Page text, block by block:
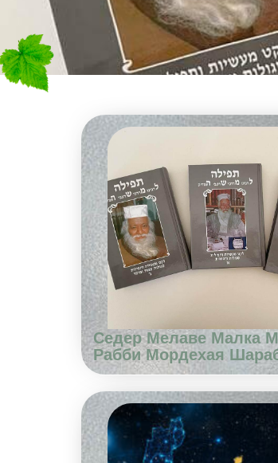
Седер Мелаве Малка
Рабби Мордехая